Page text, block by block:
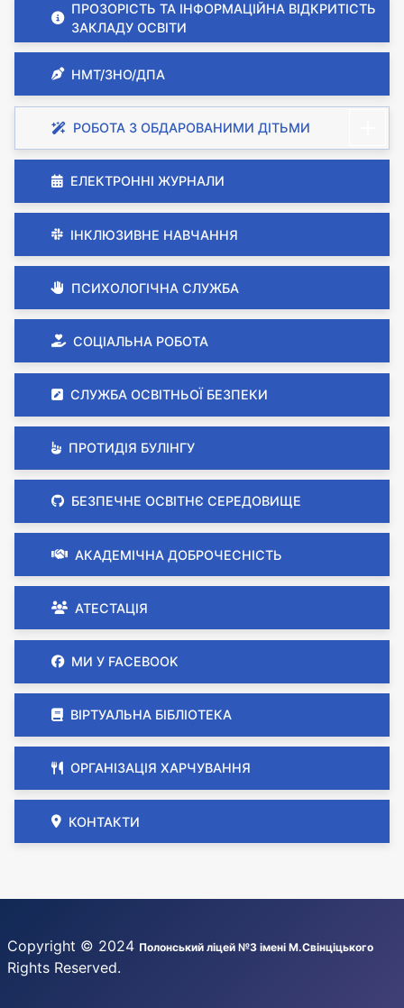
ПРОЗОРІСТЬ ТА ІНФОРМАЦІЙНА ВІДКРИТІСТЬ
ЗАКЛАДУ ОСВІТИ
НМТ/ЗНО/ДПА
РОБОТА З ОБДАРОВАНИМИ ДІТЬМИ
ЕЛЕКТРОННІ ЖУРНАЛИ
ІНКЛЮЗИВНЕ НАВЧАННЯ
ПСИХОЛОГІЧНА СЛУЖБА
СОЦІАЛЬНА РОБОТА
СЛУЖБА ОСВІТНЬОЇ БЕЗПЕКИ
ПРОТИДІЯ БУЛІНГУ
БЕЗПЕЧНЕ ОСВІТНЄ СЕРЕДОВИЩЕ
АКАДЕМІЧНА ДОБРОЧЕСНІСТЬ
АТЕСТАЦІЯ
МИ У FACEBOOK
ВІРТУАЛЬНА БІБЛІОТЕКА
ОРГАНІЗАЦІЯ ХАРЧУВАННЯ
КОНТАКТИ
Copyright © 2024 Полонський ліцей №3 імені М.Свінціцького
Rights Reserved.